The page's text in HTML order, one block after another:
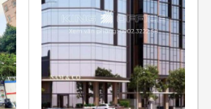
tòa nhà MID Building